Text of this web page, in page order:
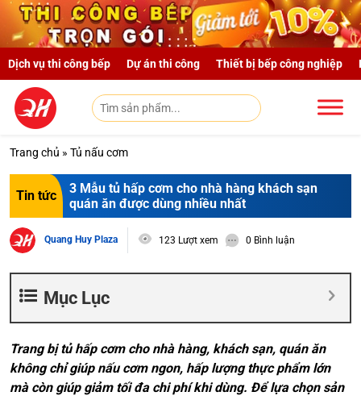
Skip to main content
Dịch vụ thi công bếp Dự án thi công Thiết bị bếp công nghiệp
Trang chủ » Tủ nấu cơm
Tin tức
3 Mẫu tủ hấp cơm cho nhà hàng khách sạn
quán ăn được dùng nhiều nhất
Quang Huy Plaza 123 Lượt xem 0 Bình luận
Mục Lục
Trang bị tủ hấp cơm cho nhà hàng, khách sạn, quán ăn
không chỉ giúp nấu cơm ngon, hấp lượng thực phẩm lớn
mà còn giúp giảm tối đa chi phí khi dùng. Để lựa chọn sản